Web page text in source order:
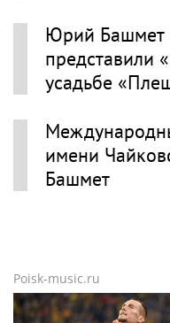
Юрий Башмет
представили
усадьбе
имени
Башмет
Poisk-music.ru